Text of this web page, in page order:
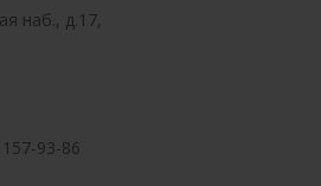
наб., д.17,
93-86